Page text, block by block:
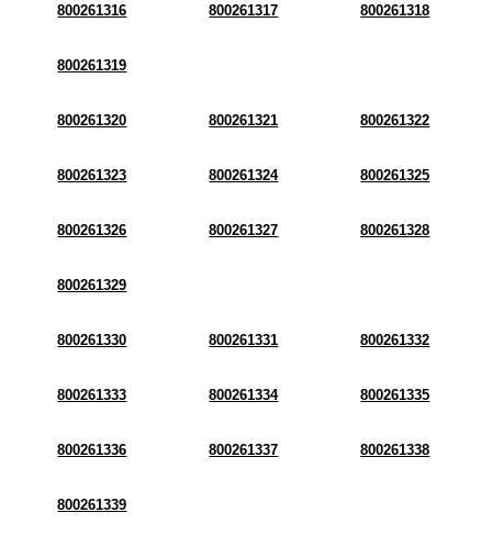
800261316 800261317 800261318
800261319
800261320 800261321 800261322
800261323 800261324 800261325
800261326 800261327 800261328
800261329
800261330 800261331 800261332
800261333 800261334 800261335
800261336 800261337 800261338
800261339